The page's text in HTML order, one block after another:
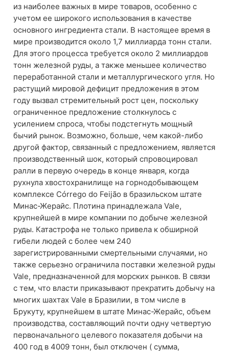
из наиболее важных в мире товаров, особенно с
учетом ее широкого использования в качестве
основного ингредиента стали. В настоящее время в
мире производится около 1,7 миллиарда тонн стали.
Для этого процесса требуется около 2 миллиардов
тонн железной руды, а также меньшее количество
переработанной стали и металлургического угля. Но
растущий мировой дефицит предложения в этом
году вызвал стремительный рост цен, поскольку
ограниченное предложение столкнулось с
усилением спроса, чтобы подстегнуть мощный
бычий рынок. Возможно, больше, чем какой-либо
другой фактор, связанный с предложением, является
производственный шок, который спровоцировал
ралли в первую очередь в конце января, когда
рухнула хвостохранилище на горнодобывающем
комплексе Córrego do Feijão в бразильском штате
Минас-Жерайс. Плотина принадлежала Vale,
крупнейшей в мире компании по добыче железной
руды. Катастрофа не только привела к обширной
гибели людей с более чем 240
зарегистрированными смертельными случаями, но
также серьезно ограничила поставки железной руды
Vale, предназначенной для морских рынков. В связи
с тем, что власти приказывают прекратить добычу на
многих шахтах Vale в Бразилии, в том числе в
Брукуту, крупнейшем в штате Минас-Жерайс, объем
производства, составляющий почти одну четвертую
первоначального целевого показателя добычи на
400 год в 4009 тонн, был отключен ( сумма,